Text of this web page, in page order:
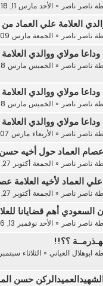
ناصر ناصر« الأحد مارس 11, 2018 1:24 am
العلامة علي العماد
ناصر ناصر« الجمعة مارس 09, 2018 4:10 pm
مولاي ووالدي
ناصر ناصر« الخميس مارس 08, 2018 8:40 am
مولاي ووالدي
ناصر ناصر« الخميس مارس 08, 2018 8:39 am
مولاي ووالدي
ناصر ناصر« الأربعاء مارس 07, 2018 11:47 pm
عصام العماد حول أخيه حسن
ناصر ناصر« الجمعة أكتوبر 27, 2017 8:29 pm
العماد لأخيه العلامة
ناصر ناصر« الجمعة أكتوبر 27, 2017 2:18 am
السعودي أهم قضايانا
ناصر ناصر« الأحد نوفمبر 13, 2016 5:22 pm
؟؟!!
ابوهلال العياني « الثلاثاء سبتمبر 27, 2016 6:26 pm
حسن